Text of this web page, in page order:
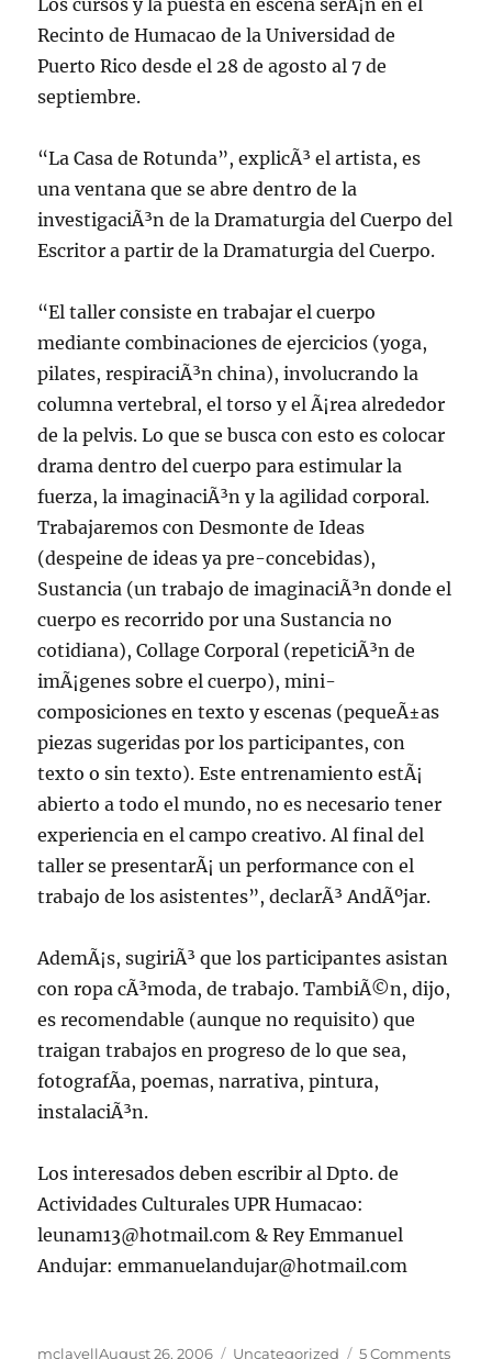
Los cursos y la puesta en escena serÃ¡n en el
Recinto de Humacao de la Universidad de
Puerto Rico desde el 28 de agosto al 7 de
septiembre.
“La Casa de Rotunda”, explicÃ³ el artista, es
una ventana que se abre dentro de la
investigaciÃ³n de la Dramaturgia del Cuerpo del
Escritor a partir de la Dramaturgia del Cuerpo.
“El taller consiste en trabajar el cuerpo
mediante combinaciones de ejercicios (yoga,
pilates, respiraciÃ³n china), involucrando la
columna vertebral, el torso y el Ã¡rea alrededor
de la pelvis. Lo que se busca con esto es colocar
drama dentro del cuerpo para estimular la
fuerza, la imaginaciÃ³n y la agilidad corporal.
Trabajaremos con Desmonte de Ideas
(despeine de ideas ya pre-concebidas),
Sustancia (un trabajo de imaginaciÃ³n donde el
cuerpo es recorrido por una Sustancia no
cotidiana), Collage Corporal (repeticiÃ³n de
imÃ¡genes sobre el cuerpo), mini-
composiciones en texto y escenas (pequeÃ±as
piezas sugeridas por los participantes, con
texto o sin texto). Este entrenamiento estÃ¡
abierto a todo el mundo, no es necesario tener
experiencia en el campo creativo. Al final del
taller se presentarÃ¡ un performance con el
trabajo de los asistentes”, declarÃ³ AndÃºjar.
AdemÃ¡s, sugiriÃ³ que los participantes asistan
con ropa cÃ³moda, de trabajo. TambiÃ©n, dijo,
es recomendable (aunque no requisito) que
traigan trabajos en progreso de lo que sea,
fotografÃ­a, poemas, narrativa, pintura,
instalaciÃ³n.
Los interesados deben escribir al Dpto. de
Actividades Culturales UPR Humacao:
leunam13@hotmail.com & Rey Emmanuel
Andujar: emmanuelandujar@hotmail.com
mclavellPosted
August 26, 2006 Categories
Uncategorized 5 Commentson